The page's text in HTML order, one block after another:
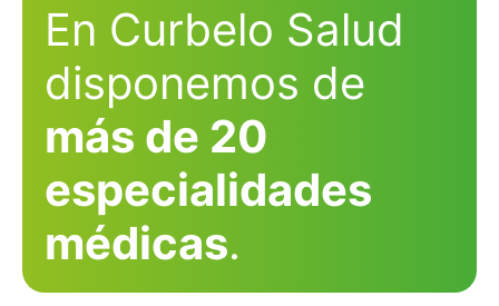
En Curbelo Salud
disponemos de
más de 20
especialidades
médicas.